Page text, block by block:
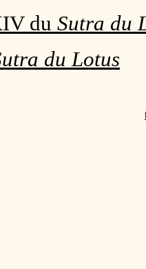
du Sutra du
du Lotus